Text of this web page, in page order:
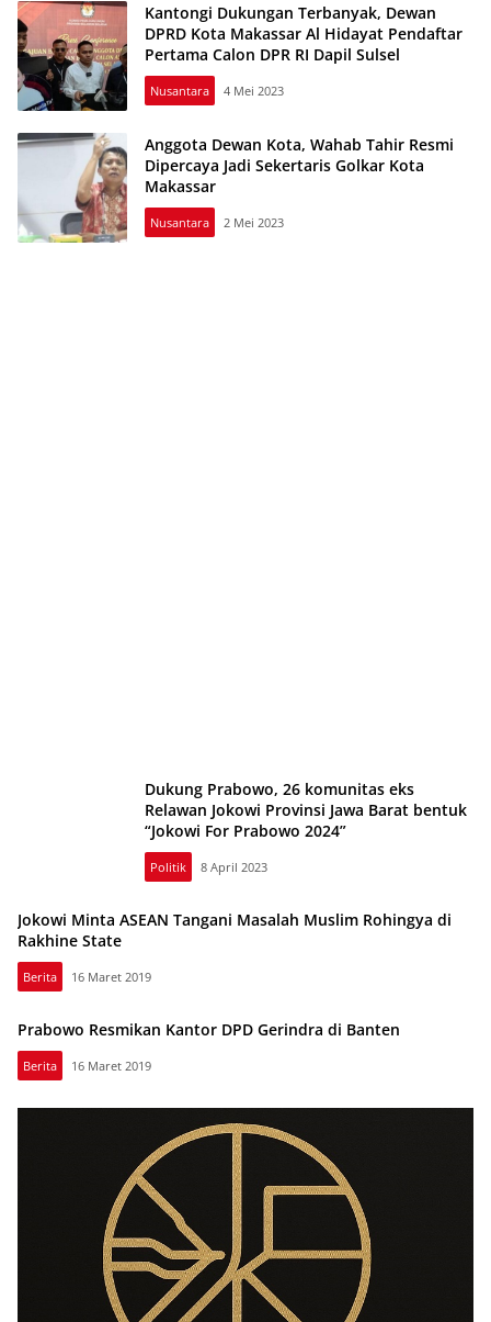
Kantongi Dukungan Terbanyak, Dewan
DPRD Kota Makassar Al Hidayat Pendaftar
Pertama Calon DPR RI Dapil Sulsel
Nusantara 4 Mei 2023
Anggota Dewan Kota, Wahab Tahir Resmi
Dipercaya Jadi Sekertaris Golkar Kota
Makassar
Nusantara 2 Mei 2023
Dukung Prabowo, 26 komunitas eks
Relawan Jokowi Provinsi Jawa Barat bentuk
“Jokowi For Prabowo 2024”
Politik 8 April 2023
Jokowi Minta ASEAN Tangani Masalah Muslim Rohingya di
Rakhine State
Berita 16 Maret 2019
Prabowo Resmikan Kantor DPD Gerindra di Banten
Berita 16 Maret 2019